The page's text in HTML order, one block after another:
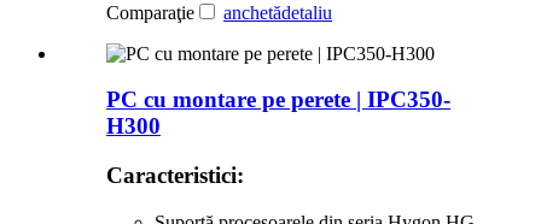
Comparaţie
anchetădetaliu
PC cu montare pe perete | IPC350-
H300
Caracteristici: